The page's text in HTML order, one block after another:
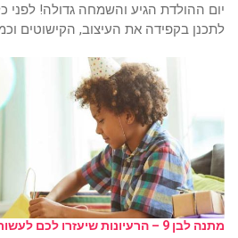
יום ההולדת הגיע והשמחה גדולה! לפני כל
לתכנן בקפידה את העיצוב, הקישוטים
מתנה לבן 9 – הרעיונות שיעזרו לכם לעשות את הבחירה הנכונה